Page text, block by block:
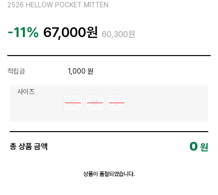
2526 HELLOW POCKET MITTEN
-11% 67,000원 60,300원
적립금 1,000 원
사이즈
S
M L
총 상품 금액 0 원
상품이 품절되었습니다.